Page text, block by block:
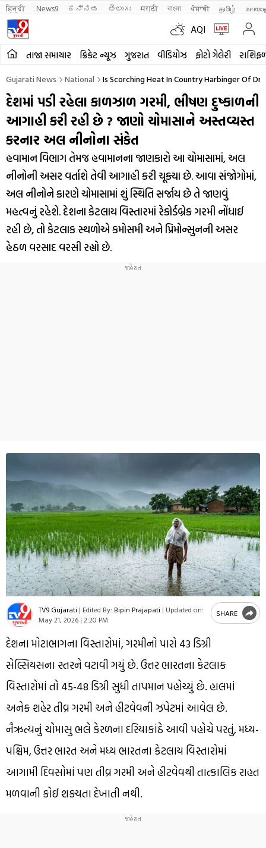
हिन्दी News9 ಕನ್ನಡ తెలుగు मराठी বাংলা ਪੰਜਾਬੀ தமிழ்
AQI
તાજા સમાચાર ક્રિકેટ ન્યૂઝ ગુજરાત વીડિયોઝ ફોટો ગેલેરી
Gujarati News National Is Scorching Heat In Country Harbinger Of
દેશમાં પડી રહેલા કાળઝાળ ગરમી, ભીષણ દુષ્કાળની
આગાહી કરી રહી છે ? જાણો ચોમાસાને અસ્તવ્યસ્ત
કરનાર અલ નીનોના સંકેત
હવામાન વિભાગ તેમજ હવામાનના જાણકારો આ ચોમાસામાં, અલ
નીનોની અસર વર્તાશે તેવી આગાહી કરી ચૂક્યા છે. આવા સંજોગોમાં,
અલ નીનોને કારણે ચોમાસામાં શું સ્થિતિ સર્જાય છે તે જાણવું
મહત્વનું રહેશે. દેશના કેટલાય વિસ્તારમાં રેકોર્ડબ્રેક ગરમી નોંધાઈ
રહી છે, તો કેટલાક સ્થળોએ કમોસમી અને પ્રિમોન્સુનની અસર
હેઠળ વરસાદ વરસી રહ્યો છે.
TV9 Gujarati | Edited By: Bipin Prajapati | Updated on:
May 21, 2026 | 2:20 PM
SHARE
દેશના મોટાભાગના વિસ્તારોમાં, ગરમીનો પારો 43 ડિગ્રી
સેલ્સિયસના સ્તરને વટાવી ગયું છે. ઉત્તર ભારતના કેટલાક
વિસ્તારોમાં તો 45-48 ડિગ્રી સુધી તાપમાન પહોચ્યું છે. હાલમાં
અનેક શહેર તીવ્ર ગરમી અને હીટવેવની ઝપેટમાં આવેલ છે.
નૈઋત્યનું ચોમાસુ ભલે કેરળના દરિયાકાંઠે આવી પહોચે પરતું, મધ્ય-
પશ્ચિમ, ઉત્તર ભારત અને મધ્ય ભારતના કેટલાય વિસ્તારોમાં
આગામી દિવસોમાં પણ તીવ્ર ગરમી અને હીટવેવથી તાત્કાલિક રાહત
મળવાની કોઈ શક્યતા દેખાતી નથી.